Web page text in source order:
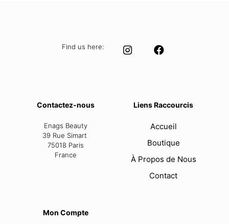
Find us here:
Contactez-nous
Enags Beauty
39 Rue Simart
75018 Paris
France
Liens Raccourcis
Accueil
Boutique
À Propos de Nous
Contact
Mon Compte